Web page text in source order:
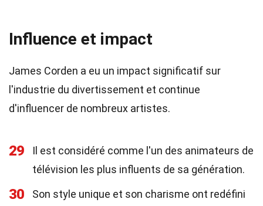
Influence et impact
James Corden a eu un impact significatif sur
l'industrie du divertissement et continue
d'influencer de nombreux artistes.
29
Il est considéré comme l'un des animateurs de
télévision les plus influents de sa génération.
30
Son style unique et son charisme ont redéfini